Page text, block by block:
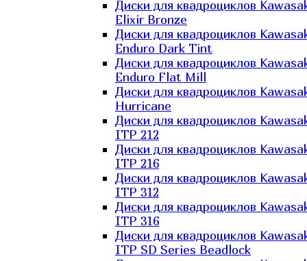
Диски для квадроциклов
Elixir Bronze
Диски для квадроциклов
Enduro Dark Tint
Диски для квадроциклов
Enduro Flat Mill
Диски для квадроциклов
Hurricane
Диски для квадроциклов
ITP 212
Диски для квадроциклов
ITP 216
Диски для квадроциклов
ITP 312
Диски для квадроциклов
ITP 316
Диски для квадроциклов
ITP SD Series Beadlock